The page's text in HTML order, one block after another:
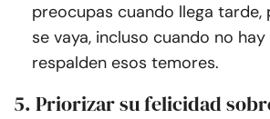
preocupas cuando llega
se vaya, incluso cuando no
respalden esos temores.
5. Priorizar su felicidad